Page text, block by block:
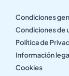
Condiciones
Condiciones de
Política de
Información
Cookies